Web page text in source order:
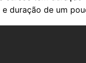
duração de um